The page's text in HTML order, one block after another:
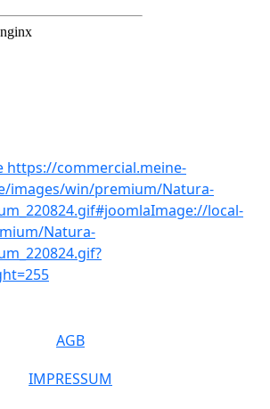
AGB
IMPRESSUM